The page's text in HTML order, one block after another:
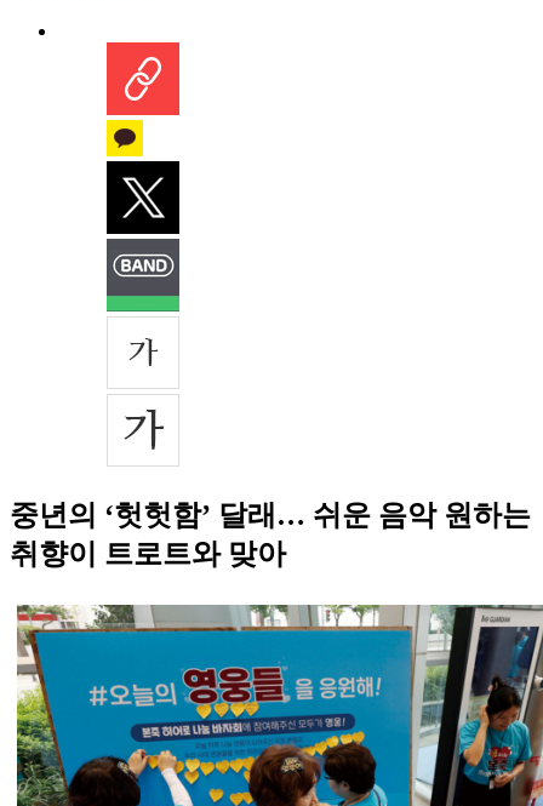
중년의 ‘헛헛함’ 달래… 쉬운 음악 원하는
취향이 트로트와 맞아